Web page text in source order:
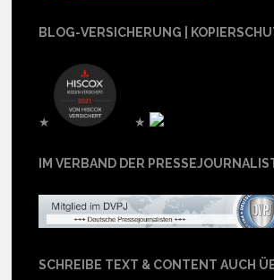
BLOG-VERSICHERUNG |
★ ★
IM VERBAND DER
SCHREIBE TEXT & CONTENT AUCH